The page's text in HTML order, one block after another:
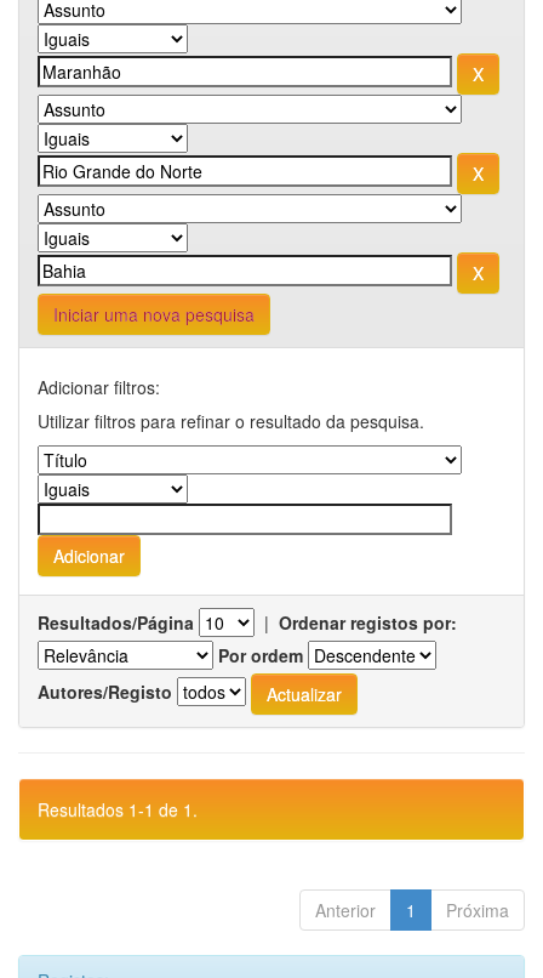
Iniciar uma nova pesquisa
Adicionar filtros:
Utilizar filtros para refinar o resultado da pesquisa.
Resultados/Página | Ordenar registos por:
Por ordem
Autores/Registo
Resultados 1-1 de 1.
Anterior 1 Próxima